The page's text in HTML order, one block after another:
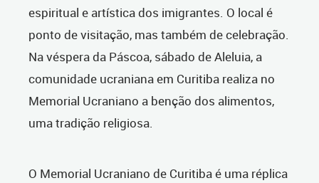
espiritual e artística dos imigrantes. O local é
ponto de visitação, mas também de celebração.
Na véspera da Páscoa, sábado de Aleluia, a
comunidade ucraniana em Curitiba realiza no
Memorial Ucraniano a benção dos alimentos,
uma tradição religiosa.
O Memorial Ucraniano de Curitiba é uma réplica